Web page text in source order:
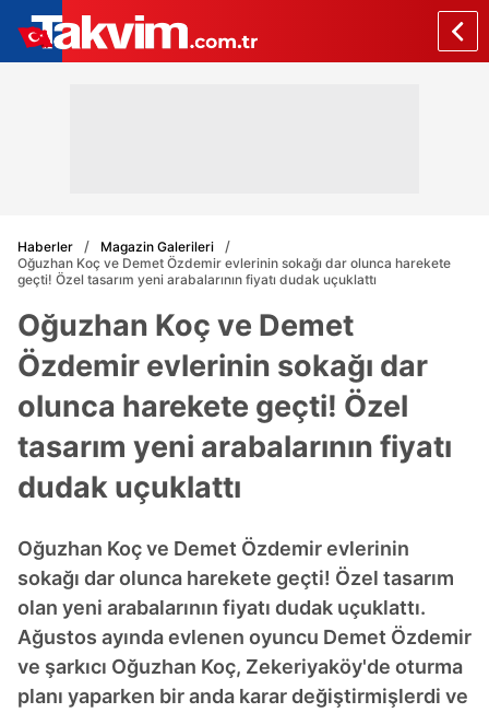
Haberler
Magazin Galerileri
Oğuzhan Koç ve Demet Özdemir evlerinin sokağı dar olunca harekete
geçti! Özel tasarım yeni arabalarının fiyatı dudak uçuklattı
Oğuzhan Koç ve Demet
Özdemir evlerinin sokağı dar
olunca harekete geçti! Özel
tasarım yeni arabalarının fiyatı
dudak uçuklattı
Oğuzhan Koç ve Demet Özdemir evlerinin
sokağı dar olunca harekete geçti! Özel tasarım
olan yeni arabalarının fiyatı dudak uçuklattı.
Ağustos ayında evlenen oyuncu Demet Özdemir
ve şarkıcı Oğuzhan Koç, Zekeriyaköy'de oturma
planı yaparken bir anda karar değiştirmişlerdi ve